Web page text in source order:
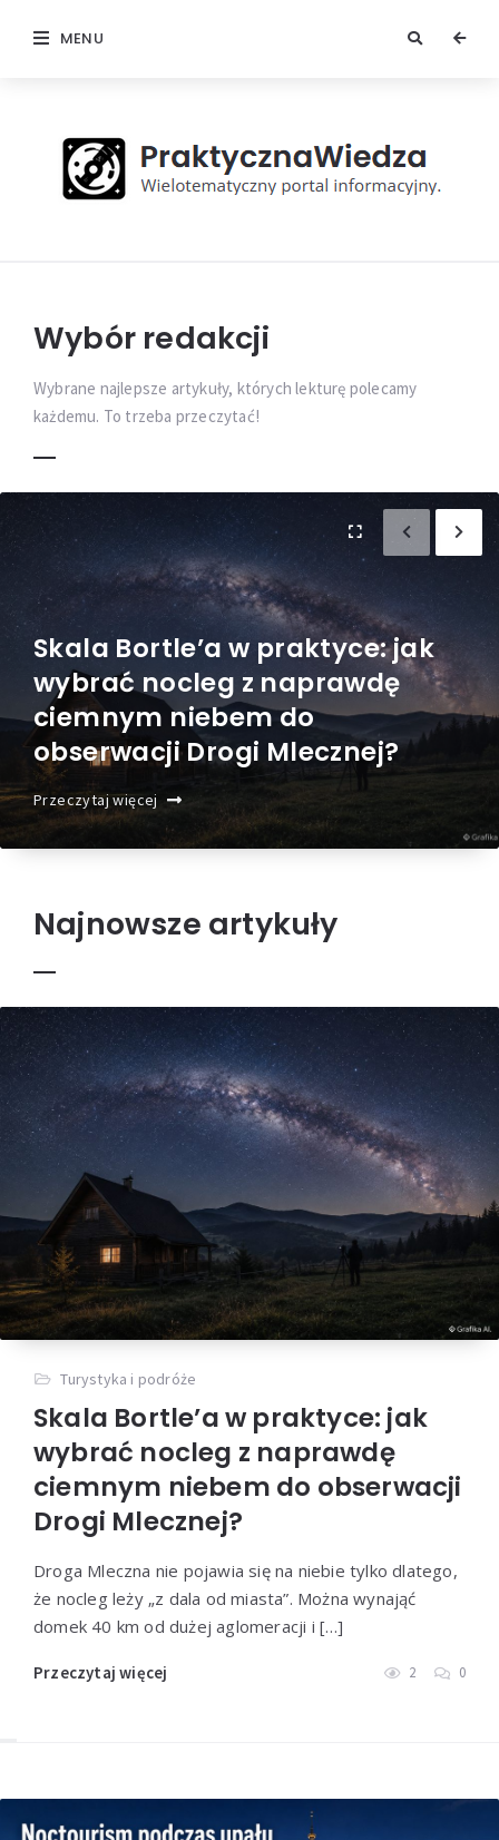
MENU
Wybór redakcji
Wybrane najlepsze artykuły, których lekturę polecamy
każdemu. To trzeba przeczytać!
Skala Bortle’a w praktyce: jak
wybrać nocleg z naprawdę
ciemnym niebem do
obserwacji Drogi Mlecznej?
Przeczytaj więcej
Zwiedzanie po zmroku podczas
fali upałów: jak zaplanować
noctourism bez ryzyka i
zamkniętych atrakcji?
Przeczytaj więcej
zacząć inwestować w
nieruchomości? Mit wysokiego
progu wejścia
Przeczytaj więcej
urządzenia
Najnowsze artykuły
Turystyka i podróże
Skala Bortle’a w praktyce: jak
wybrać nocleg z naprawdę
ciemnym niebem do obserwacji
Drogi Mlecznej?
Droga Mleczna nie pojawia się na niebie tylko dlatego,
że nocleg leży „z dala od miasta”. Można wynająć
domek 40 km od dużej aglomeracji i […]
Przeczytaj więcej 2 0